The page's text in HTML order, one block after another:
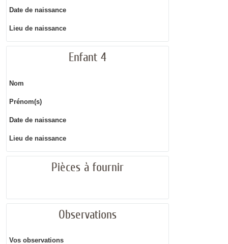
Date de naissance
Lieu de naissance
Enfant 4
Nom
Prénom(s)
Date de naissance
Lieu de naissance
Pièces à fournir
Observations
Vos observations